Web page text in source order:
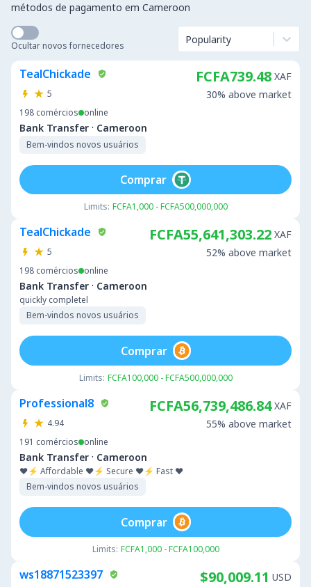
métodos de pagamento em Cameroon
Ocultar novos fornecedores Popularity
TealChickade
5
198 comércios online
Bank Transfer · Cameroon
Bem-vindos novos usuários
FCFA739.48 XAF
30% above market
Limits: FCFA1,000 - FCFA500,000,000
Comprar
TealChickade
5
198 comércios online
Bank Transfer · Cameroon
quickly completel
Bem-vindos novos usuários
FCFA55,641,303.22 XAF
52% above market
Limits: FCFA100,000 - FCFA500,000,000
Comprar
Professional8
4.94
191 comércios online
Bank Transfer · Cameroon
❤️⚡ Affordable ❤️⚡ Secure ❤️⚡ Fast ❤️
Bem-vindos novos usuários
FCFA56,739,486.84 XAF
55% above market
Limits: FCFA1,000 - FCFA100,000
Comprar
ws18871523397 $90,009.11 USD